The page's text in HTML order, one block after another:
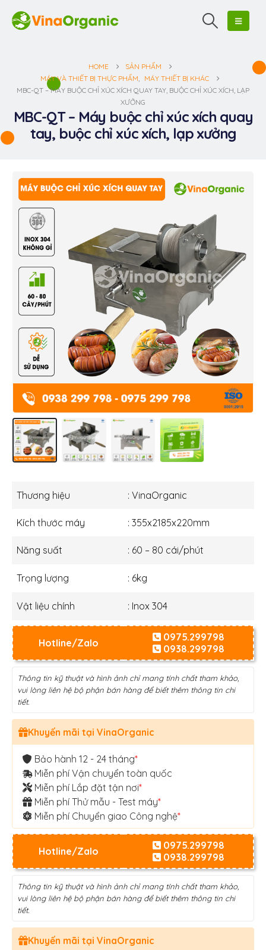
HOME
SẢN PHẨM
MÁY VÀ THIẾT BỊ THỰC PHẨM, MÁY THIẾT BỊ KHÁC
MBC-QT – MÁY BUỘC CHỈ XÚC XÍCH QUAY TAY, BUỘC CHỈ XÚC XÍCH, LẠP
XƯỞNG
MBC-QT – Máy buộc chỉ xúc xích quay
tay, buộc chỉ xúc xích, lạp xưởng
Thương hiệu : VinaOrganic
Kích thước máy : 355x2185x220mm
Năng suất : 60 – 80 cái/phút
Trọng lượng : 6kg
Vật liệu chính : Inox 304
Hotline/Zalo
0975.299798
0938.299798
Thông tin kỹ thuật và hình ảnh chỉ mang tính chất tham khảo,
vui lòng liên hệ bộ phận bán hàng để biết thêm thông tin chi
tiết.
Khuyến mãi tại VinaOrganic
Bảo hành 12 - 24 tháng*
Miễn phí Vận chuyển toàn quốc
Miễn phí Lắp đặt tận nơi*
Miễn phí Thử mẫu - Test máy*
Miễn phí Chuyển giao Công nghệ*
Hotline/Zalo
0975.299798
0938.299798
Thông tin kỹ thuật và hình ảnh chỉ mang tính chất tham khảo,
vui lòng liên hệ bộ phận bán hàng để biết thêm thông tin chi
tiết.
Khuyến mãi tại VinaOrganic